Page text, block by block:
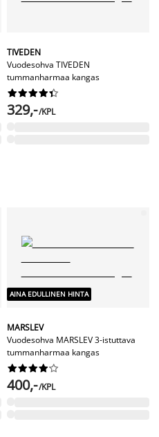
TIVEDEN
Vuodesohva TIVEDEN
tummanharmaa kangas






329,-/KPL
AINA EDULLINEN HINTA
MARSLEV
Vuodesohva MARSLEV 3-istuttava
tummanharmaa kangas






400,-/KPL